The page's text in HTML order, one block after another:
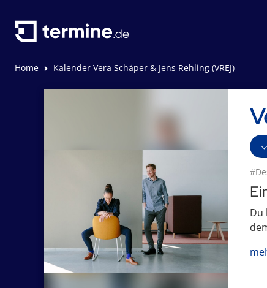
Home Kalender Vera Schäper & Jens Rehling (VREJ)
Du